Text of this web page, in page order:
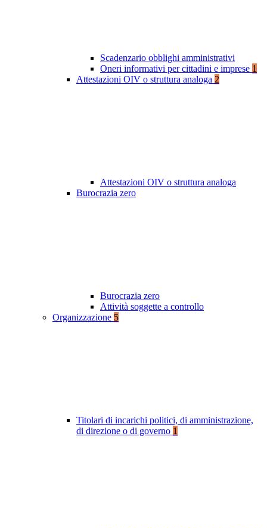
Scadenzario obblighi amministrativi
Oneri informativi per cittadini e imprese 1
Attestazioni OIV o struttura analoga 2
Attestazioni OIV o struttura analoga
Burocrazia zero
Burocrazia zero
Attività soggette a controllo
Organizzazione 5
Titolari di incarichi politici, di amministrazione,
di direzione o di governo 1